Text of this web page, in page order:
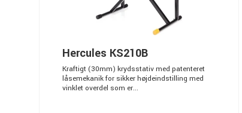
Hercules KS210B
Kraftigt (30mm) krydsstativ med patenteret
låsemekanik for sikker højdeindstilling med
vinklet overdel som er...